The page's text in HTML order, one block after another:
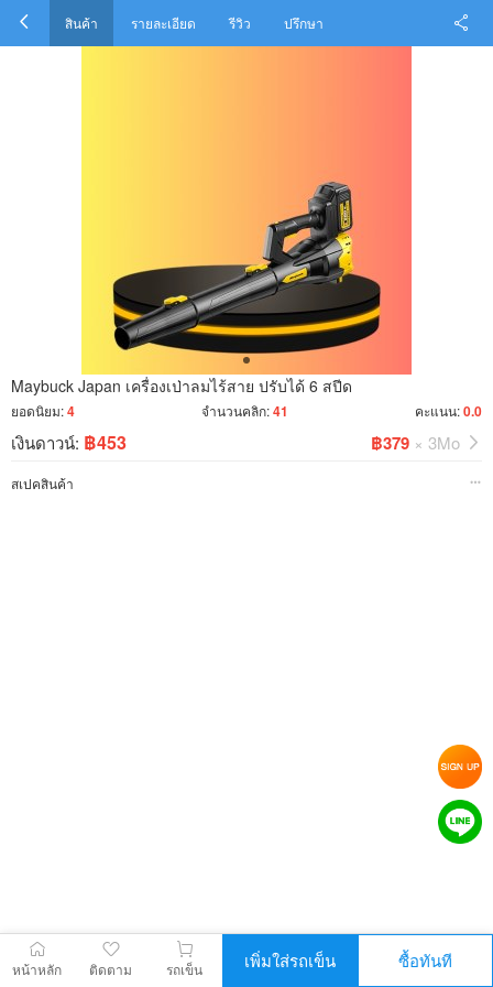
สินค้า รายละเอียด รีวิว ปรึกษา
Maybuck Japan เครื่องเป่าลมไร้สาย ปรับได้ 6 สปีด
ยอดนิยม:4 จำนวนคลิก:41 คะแนน:0.0
เงินดาวน์: ฿453 ฿379 × 3Mo
สเปคสินค้า
หน้าหลัก ติดตาม รถเข็น เพิ่มใส่รถเข็น ซื้อทันที